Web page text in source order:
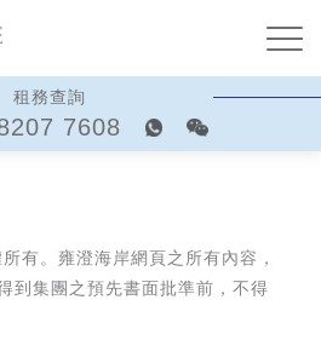
租務查詢
7608
有。雍澄海岸網頁之所有內容，
到集團之預先書面批準前，不得